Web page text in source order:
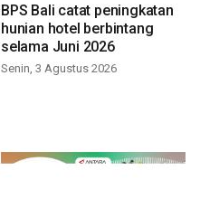
BPS Bali catat peningkatan
hunian hotel berbintang
selama Juni 2026
Senin, 3 Agustus 2026